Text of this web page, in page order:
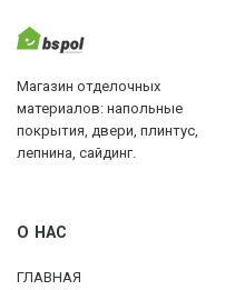
Магазин отделочных
материалов: напольные
покрытия, двери, плинтус,
лепнина, сайдинг.
О НАС
ГЛАВНАЯ